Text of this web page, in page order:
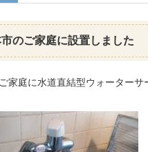
のご家庭に設置しました
家庭に水道直結型ウォーターサ